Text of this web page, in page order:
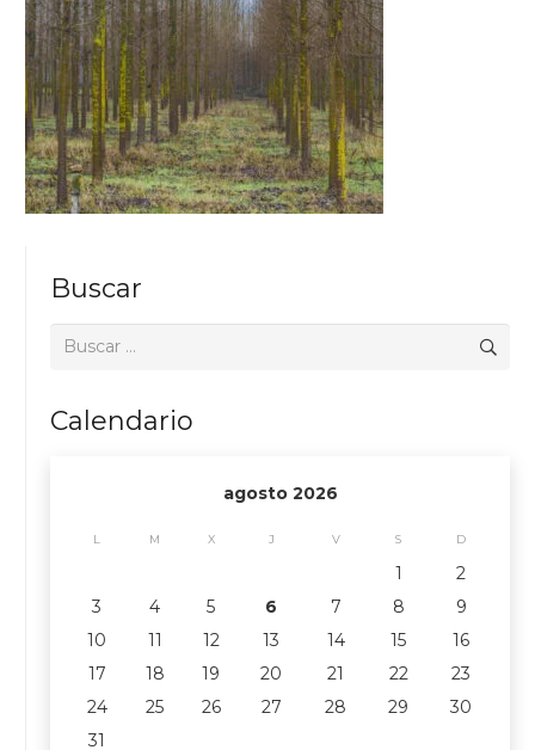
Buscar
Buscar:
Calendario
agosto 2026
L M X J V S D
1
2
3
4 5 6 7 8
9
10
11 12 13 14 15
16
17
18 19 20 21 22
23
24
25 26 27 28 29
30
31